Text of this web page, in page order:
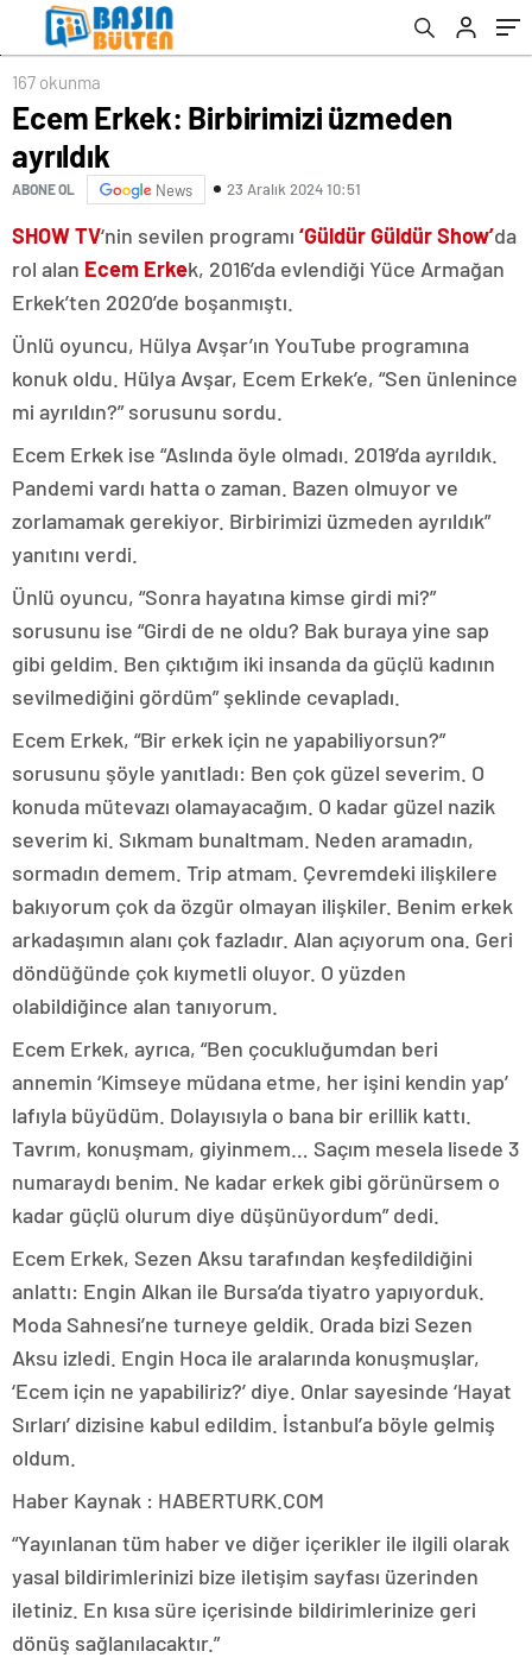
167 okunma
Ecem Erkek: Birbirimizi üzmeden
ayrıldık
ABONE OL News 23 Aralık 2024 10:51
SHOW TV‘nin sevilen programı ‘Güldür Güldür Show’da
rol alan Ecem Erkek, 2016’da evlendiği Yüce Armağan
Erkek’ten 2020’de boşanmıştı.
Ünlü oyuncu, Hülya Avşar’ın YouTube programına
konuk oldu. Hülya Avşar, Ecem Erkek’e, “Sen ünlenince
mi ayrıldın?” sorusunu sordu.
Ecem Erkek ise “Aslında öyle olmadı. 2019’da ayrıldık.
Pandemi vardı hatta o zaman. Bazen olmuyor ve
zorlamamak gerekiyor. Birbirimizi üzmeden ayrıldık”
yanıtını verdi.
Ünlü oyuncu, “Sonra hayatına kimse girdi mi?”
sorusunu ise “Girdi de ne oldu? Bak buraya yine sap
gibi geldim. Ben çıktığım iki insanda da güçlü kadının
sevilmediğini gördüm” şeklinde cevapladı.
Ecem Erkek, “Bir erkek için ne yapabiliyorsun?”
sorusunu şöyle yanıtladı: Ben çok güzel severim. O
konuda mütevazı olamayacağım. O kadar güzel nazik
severim ki. Sıkmam bunaltmam. Neden aramadın,
sormadın demem. Trip atmam. Çevremdeki ilişkilere
bakıyorum çok da özgür olmayan ilişkiler. Benim erkek
arkadaşımın alanı çok fazladır. Alan açıyorum ona. Geri
döndüğünde çok kıymetli oluyor. O yüzden
olabildiğince alan tanıyorum.
Ecem Erkek, ayrıca, “Ben çocukluğumdan beri
annemin ‘Kimseye müdana etme, her işini kendin yap’
lafıyla büyüdüm. Dolayısıyla o bana bir erillik kattı.
Tavrım, konuşmam, giyinmem… Saçım mesela lisede 3
numaraydı benim. Ne kadar erkek gibi görünürsem o
kadar güçlü olurum diye düşünüyordum” dedi.
Ecem Erkek, Sezen Aksu tarafından keşfedildiğini
anlattı: Engin Alkan ile Bursa’da tiyatro yapıyorduk.
Moda Sahnesi’ne turneye geldik. Orada bizi Sezen
Aksu izledi. Engin Hoca ile aralarında konuşmuşlar,
‘Ecem için ne yapabiliriz?’ diye. Onlar sayesinde ‘Hayat
Sırları’ dizisine kabul edildim. İstanbul’a böyle gelmiş
oldum.
Haber Kaynak : HABERTURK.COM
“Yayınlanan tüm haber ve diğer içerikler ile ilgili olarak
yasal bildirimlerinizi bize iletişim sayfası üzerinden
iletiniz. En kısa süre içerisinde bildirimlerinize geri
dönüş sağlanılacaktır.”